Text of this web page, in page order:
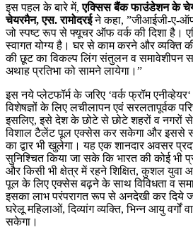
इस पहल के बारे में,एक्सिस बैंक फाउंडेशन के
चेयरमैन,एस. रामोदरईने कहा, ”जीआईजी-ए-
जो स्‍पष्‍ट रूप से फ्यूचर ऑफ वर्क की दिशा है।
स्‍वागत योग्‍य है। घर से काम करने और व्‍यक्ति
की छूट का विकल्‍प लिंग संतुलन व समावेशीपन
अथाह प्रतिभा को सामने लायेगा। ”
इस नये प्‍लेटफॉर्म के जरिए ‘वर्क फ्रॉम एनीव्‍हेयर‘
विशेषज्ञों के लिए लचीलापन एवं सरलतापूर्वक
इसलिए,इसे देश के छोटे से छोटे शहरों व नगरों
विशाल टैलेंट पूल एक्‍सेस कर सकेगा और इससे
का द्वार भी खुलेगा। यह एक शानदार अवसर
सुनिश्चित किया जा सके कि भारत की कोई भी
और किसी भी क्षेत्र में रहने शिक्षित,कुशल युवा
पूल के लिए एक्‍सेस बढ़ने के साथ विविधता व
इसका लाभ परंपरागत रूप से अनदेखी कर दिये
घरेलू महिलाओं,दिव्‍यांग व्‍यक्ति,भिन्‍न आयु वर्गों
सकेगा।